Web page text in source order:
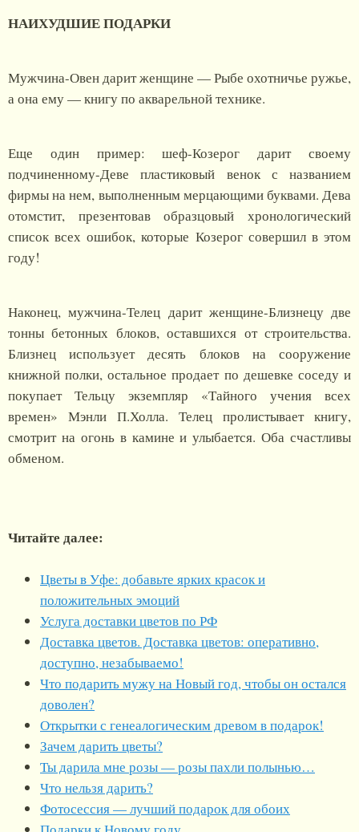
НАИХУДШИЕ ПОДАРКИ
Мужчина-Овен дарит женщине — Рыбе охотничье ружье,
а она ему — книгу по акварельной технике.
Еще один пример: шеф-Козерог дарит своему
подчиненному-Деве пластиковый венок с названием
фирмы на нем, выполненным мерцающими буквами. Дева
отомстит, презентовав образцовый хронологический
список всех ошибок, которые Козерог совершил в этом
году!
Наконец, мужчина-Телец дарит женщине-Близнецу две
тонны бетонных блоков, оставшихся от строительства.
Близнец использует десять блоков на сооружение
книжной полки, остальное продает по дешевке соседу и
покупает Тельцу экземпляр «Тайного учения всех
времен» Мэнли П.Холла. Телец пролистывает книгу,
смотрит на огонь в камине и улыбается. Оба счастливы
обменом.
Читайте далее:
Цветы в Уфе: добавьте ярких красок и
положительных эмоций
Услуга доставки цветов по РФ
Доставка цветов. Доставка цветов: оперативно,
доступно, незабываемо!
Что подарить мужу на Новый год, чтобы он остался
доволен?
Открытки с генеалогическим древом в подарок!
Зачем дарить цветы?
Ты дарила мне розы — розы пахли полынью…
Что нельзя дарить?
Фотосессия — лучший подарок для обоих